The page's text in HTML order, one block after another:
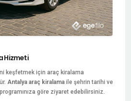
Hizmeti
keşfetmek için araç kiralama
Antalya araç kiralama ile şehrin tarihi ve
göre ziyaret edebilirsiniz.